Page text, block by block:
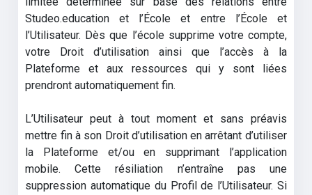
Studeo.education et l’École et entre l’École et
l’Utilisateur. Dès que l’école supprime votre compte,
votre Droit d’utilisation ainsi que l’accès à la
Plateforme et aux ressources qui y sont liées
prendront automatiquement fin.
L’Utilisateur peut à tout moment et sans préavis
mettre fin à son Droit d’utilisation en arrêtant d’utiliser
la Plateforme et/ou en supprimant l’application
mobile. Cette résiliation n’entraîne pas une
suppression automatique du Profil de l’Utilisateur. Si